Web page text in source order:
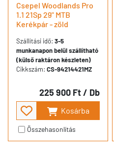
Csepel Woodlands Pro
1.1 21Sp 29" MTB
Kerékpár - zöld
Szállítási idő: 3-5
munkanapon belül szállítható
(külső raktáron készleten)
Cikkszám: CS-94214421MZ
225 900 Ft/ Db
Kosárba
Összehasonlítás